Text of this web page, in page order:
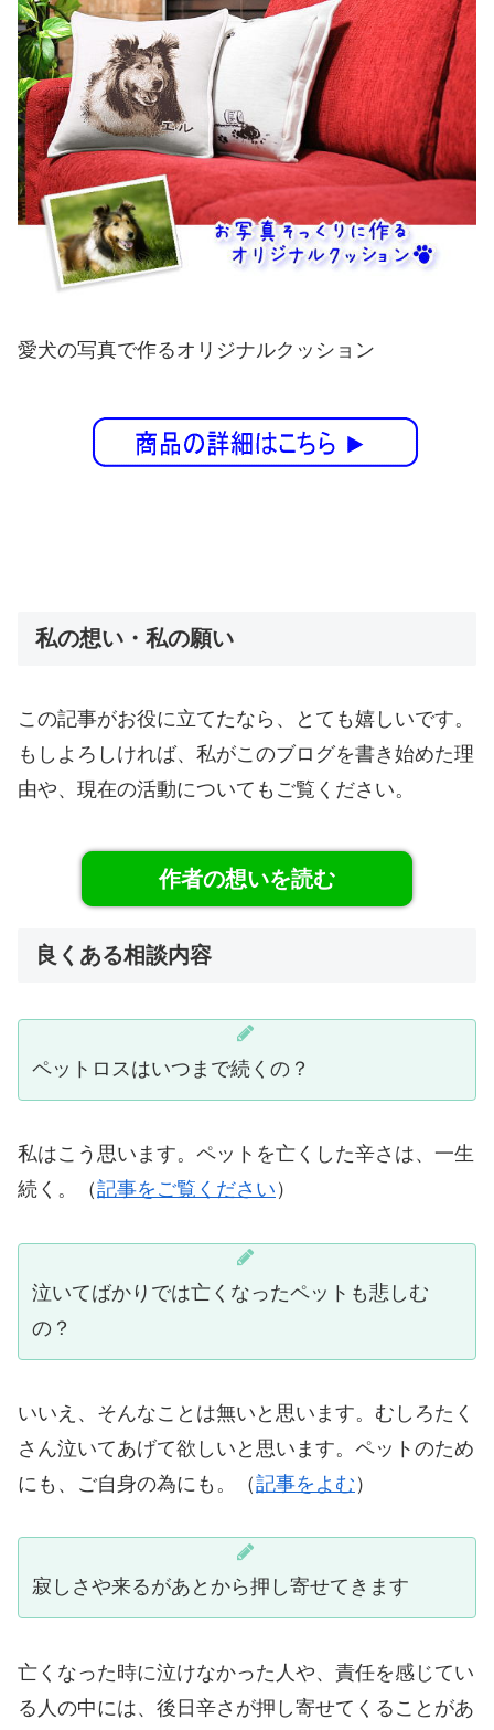
愛犬の写真で作るオリジナルクッション
私の想い・私の願い
この記事がお役に立てたなら、とても嬉しいです。
もしよろしければ、私がこのブログを書き始めた理
由や、現在の活動についてもご覧ください。
作者の想いを読む
良くある相談内容
ペットロスはいつまで続くの？
私はこう思います。ペットを亡くした辛さは、一生
続く。（記事をご覧ください ）
泣いてばかりでは亡くなったペットも悲しむ
の？
いいえ、そんなことは無いと思います。むしろたく
さん泣いてあげて欲しいと思います。ペットのため
にも、ご自身の為にも。（記事をよむ ）
寂しさや来るがあとから押し寄せてきます
亡くなった時に泣けなかった人や、責任を感じてい
る人の中には、後日辛さが押し寄せてくることがあ